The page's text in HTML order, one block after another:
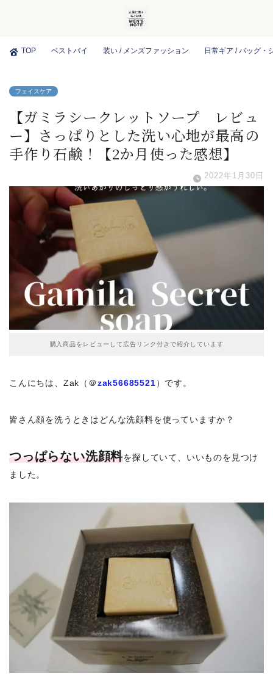
TOP ベストバイ 装い / メンズファッション 日常ギア / バッグ・
フェイスケア
【ガミラシークレットソープ レビュ
ー】さっぱりとした洗い心地が最高の
手作り石鹸！【2か月使った感想】
2022年1月30日
購入商品をレビューして広告リンク付きで紹介しています
こんにちは、Zak（＠zak56685521）です。
皆さん顔を洗うときはどんな洗顔料を使っていますか？
つっぱらない洗顔料を探していて、いいものを見つけ
ました。